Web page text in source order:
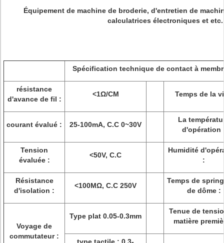
Équipement de machine de broderie, d'entretien de
calculatrices électroniques et etc.
Spécification technique de contact à
résistance
d'avance de fil :
<1Ω/CM Temps de la
courant évalué : 25-100mA, C.C 0~30V
La
d'opération
Tension
évaluée :
<50V, C.C
Humidité
:
Résistance
d'isolation :
<100MΩ, C.C 250V
Temps de
de dôme :
Voyage de
commutateur :
Type plat 0.05-0.3mm
Tenue de
matière